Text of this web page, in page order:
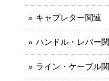
キャブレター関連
ハンドル・レバー
ライン・ケーブル